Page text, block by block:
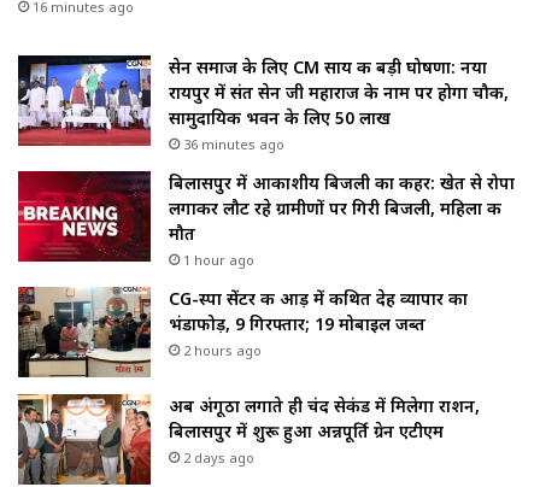
16 minutes ago
सेन समाज के लिए CM साय की बड़ी घोषणा: नया
रायपुर में संत सेन जी महाराज के नाम पर होगा चौक,
सामुदायिक भवन के लिए 50 लाख
36 minutes ago
बिलासपुर में आकाशीय बिजली का कहर: खेत से रोपा
लगाकर लौट रहे ग्रामीणों पर गिरी बिजली, महिला की
मौत
1 hour ago
CG-स्पा सेंटर की आड़ में कथित देह व्यापार का
भंडाफोड़, 9 गिरफ्तार; 19 मोबाइल जब्त
2 hours ago
अब अंगूठा लगाते ही चंद सेकंड में मिलेगा राशन,
बिलासपुर में शुरू हुआ अन्नपूर्ति ग्रेन एटीएम
2 days ago